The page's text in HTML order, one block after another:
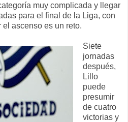
muy complicada y llegar
para el final de la Liga, con
ascenso es un reto.
Siete
jornadas
después,
Lillo
puede
presumir
de cuatro
victorias y